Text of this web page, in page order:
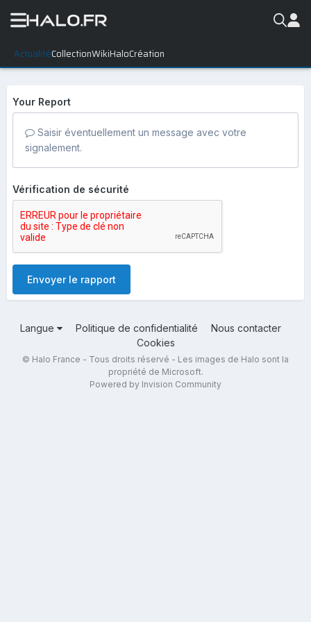
ActualitéCollectionWikiHaloCréation
Signaler
Your Report
Saisir éventuellement un message avec votre
signalement.
Vérification de sécurité
Envoyer le rapport
Langue Politique de confidentialité
Nous contacter
Cookies
© Halo France - Tous droits réservé - Les images de Halo sont la
propriété de Microsoft.
Powered by Invision Community